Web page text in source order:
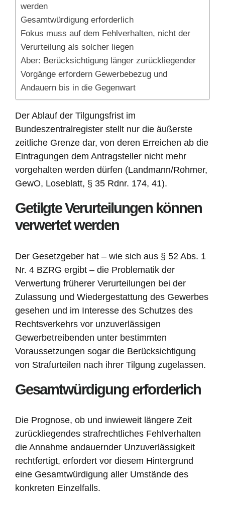
werden
Gesamtwürdigung erforderlich
Fokus muss auf dem Fehlverhalten, nicht der
Verurteilung als solcher liegen
Aber: Berücksichtigung länger zurückliegender
Vorgänge erfordern Gewerbebezug und
Andauern bis in die Gegenwart
Der Ablauf der Tilgungsfrist im
Bundeszentralregister stellt nur die äußerste
zeitliche Grenze dar, von deren Erreichen ab die
Eintragungen dem Antragsteller nicht mehr
vorgehalten werden dürfen (Landmann/Rohmer,
GewO, Loseblatt, § 35 Rdnr. 174, 41).
Getilgte Verurteilungen können
verwertet werden
Der Gesetzgeber hat – wie sich aus § 52 Abs. 1
Nr. 4 BZRG ergibt – die Problematik der
Verwertung früherer Verurteilungen bei der
Zulassung und Wiedergestattung des Gewerbes
gesehen und im Interesse des Schutzes des
Rechtsverkehrs vor unzuverlässigen
Gewerbetreibenden unter bestimmten
Voraussetzungen sogar die Berücksichtigung
von Strafurteilen nach ihrer Tilgung zugelassen.
Gesamtwürdigung erforderlich
Die Prognose, ob und inwieweit längere Zeit
zurückliegendes strafrechtliches Fehlverhalten
die Annahme andauernder Unzuverlässigkeit
rechtfertigt, erfordert vor diesem Hintergrund
eine Gesamtwürdigung aller Umstände des
konkreten Einzelfalls.